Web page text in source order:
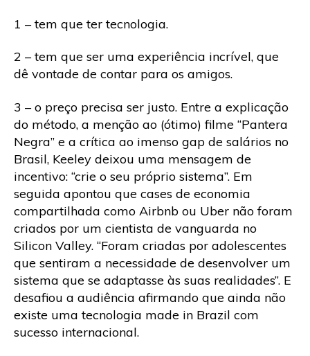
1 – tem que ter tecnologia.
2 – tem que ser uma experiência incrível, que
dê vontade de contar para os amigos.
3 – o preço precisa ser justo. Entre a explicação
do método, a menção ao (ótimo) filme “Pantera
Negra” e a crítica ao imenso gap de salários no
Brasil, Keeley deixou uma mensagem de
incentivo: “crie o seu próprio sistema”. Em
seguida apontou que cases de economia
compartilhada como Airbnb ou Uber não foram
criados por um cientista de vanguarda no
Silicon Valley. “Foram criadas por adolescentes
que sentiram a necessidade de desenvolver um
sistema que se adaptasse às suas realidades”. E
desafiou a audiência afirmando que ainda não
existe uma tecnologia made in Brazil com
sucesso internacional.